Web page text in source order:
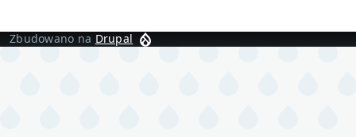
Zbudowano na Drupal